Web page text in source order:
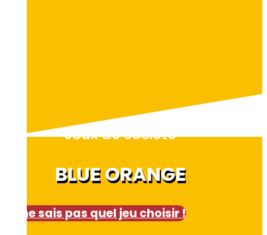
Jeux de société
BLUE ORANGE
Je ne sais pas quel jeu choisir !